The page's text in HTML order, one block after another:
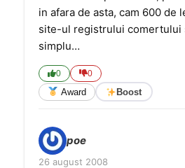
in afara de asta, cam 600 de
site-ul registrului comertului
simplu…
0 0
Award Boost
poe
26 august 2008